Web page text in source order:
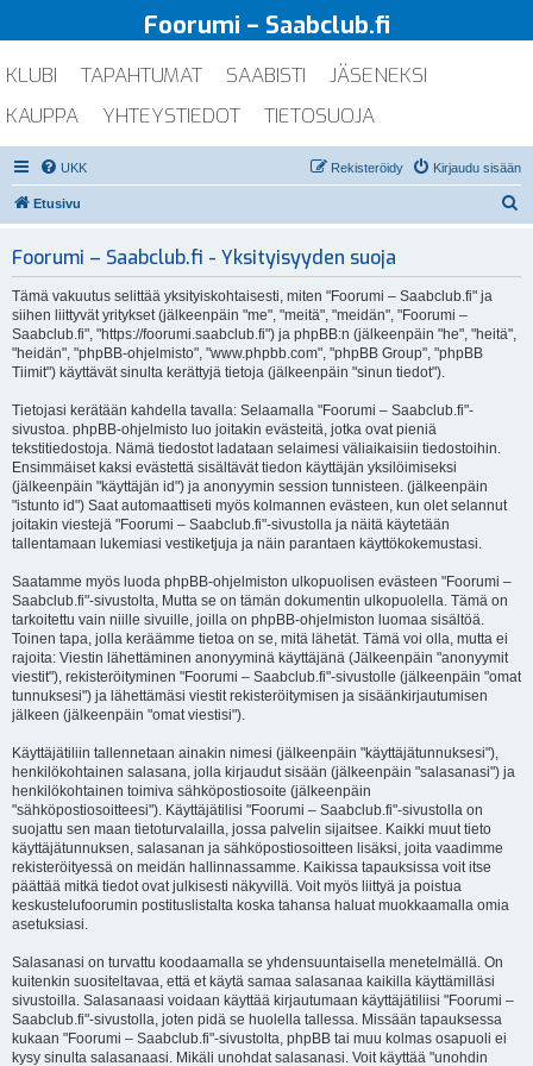
Foorumi – Saabclub.fi
KLUBI TAPAHTUMAT SAABISTI
JÄSENEKSI
KAUPPA
YHTEYSTIEDOT TIETOSUOJA
UKK Kirjaudu sisään
Rekisteröidy
Etusivu
Foorumi – Saabclub.fi - Yksityisyyden suoja
Tämä vakuutus selittää yksityiskohtaisesti, miten "Foorumi – Saabclub.fi" ja
siihen liittyvät yritykset (jälkeenpäin "me", "meitä", "meidän", "Foorumi –
Saabclub.fi", "https://foorumi.saabclub.fi") ja phpBB:n (jälkeenpäin "he", "heitä",
"heidän", "phpBB-ohjelmisto", "www.phpbb.com", "phpBB Group", "phpBB
Tiimit") käyttävät sinulta kerättyjä tietoja (jälkeenpäin "sinun tiedot").
Tietojasi kerätään kahdella tavalla: Selaamalla "Foorumi – Saabclub.fi"-
sivustoa. phpBB-ohjelmisto luo joitakin evästeitä, jotka ovat pieniä
tekstitiedostoja. Nämä tiedostot ladataan selaimesi väliaikaisiin tiedostoihin.
Ensimmäiset kaksi evästettä sisältävät tiedon käyttäjän yksilöimiseksi
(jälkeenpäin "käyttäjän id") ja anonyymin session tunnisteen. (jälkeenpäin
"istunto id") Saat automaattiseti myös kolmannen evästeen, kun olet selannut
joitakin viestejä "Foorumi – Saabclub.fi"-sivustolla ja näitä käytetään
tallentamaan lukemiasi vestiketjuja ja näin parantaen käyttökokemustasi.
Saatamme myös luoda phpBB-ohjelmiston ulkopuolisen evästeen "Foorumi –
Saabclub.fi"-sivustolta, Mutta se on tämän dokumentin ulkopuolella. Tämä on
tarkoitettu vain niille sivuille, joilla on phpBB-ohjelmiston luomaa sisältöä.
Toinen tapa, jolla keräämme tietoa on se, mitä lähetät. Tämä voi olla, mutta ei
rajoita: Viestin lähettäminen anonyyminä käyttäjänä (Jälkeenpäin "anonyymit
viestit"), rekisteröityminen "Foorumi – Saabclub.fi"-sivustolle (jälkeenpäin "omat
tunnuksesi") ja lähettämäsi viestit rekisteröitymisen ja sisäänkirjautumisen
jälkeen (jälkeenpäin "omat viestisi").
Käyttäjätiliin tallennetaan ainakin nimesi (jälkeenpäin "käyttäjätunnuksesi"),
henkilökohtainen salasana, jolla kirjaudut sisään (jälkeenpäin "salasanasi") ja
henkilökohtainen toimiva sähköpostiosoite (jälkeenpäin
"sähköpostiosoitteesi"). Käyttäjätilisi "Foorumi – Saabclub.fi"-sivustolla on
suojattu sen maan tietoturvalailla, jossa palvelin sijaitsee. Kaikki muut tieto
käyttäjätunnuksen, salasanan ja sähköpostiosoitteen lisäksi, joita vaadimme
rekisteröityessä on meidän hallinnassamme. Kaikissa tapauksissa voit itse
päättää mitkä tiedot ovat julkisesti näkyvillä. Voit myös liittyä ja poistua
keskustelufoorumin postituslistalta koska tahansa haluat muokkaamalla omia
asetuksiasi.
Salasanasi on turvattu koodaamalla se yhdensuuntaisella menetelmällä. On
kuitenkin suositeltavaa, että et käytä samaa salasanaa kaikilla käyttämilläsi
sivustoilla. Salasanaasi voidaan käyttää kirjautumaan käyttäjätiliisi "Foorumi –
Saabclub.fi"-sivustolla, joten pidä se huolella tallessa. Missään tapauksessa
kukaan "Foorumi – Saabclub.fi"-sivustolta, phpBB tai muu kolmas osapuoli ei
kysy sinulta salasanaasi. Mikäli unohdat salasanasi. Voit käyttää "unohdin